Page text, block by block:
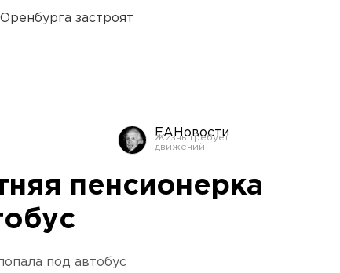
застроят
ЕАНовости
пенсионерка
под автобус